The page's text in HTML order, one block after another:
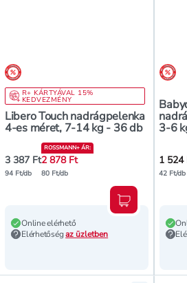
árréscsökkentés
R+ KÁRTYÁVAL 15%
KEDVEZMÉNY
Libero Touch nadrágpelenka
4-es méret, 7-14 kg - 36 db
3 387 Ft
94 Ft/db
ROSSMANN+ ÁR:
2 878 Ft
80 Ft/db
Online elérhető
Elérhetőségaz üzletben
Kosárba
3-6
1 524
42 Ft/db